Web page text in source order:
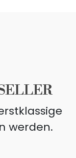
werden.